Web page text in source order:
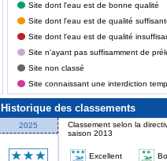
Site dont l'eau est de bonne qualité
Site dont l'eau est de qualité
Site dont l'eau est de qualité
Site n'ayant pas suffisamment de
Site non classé
Site connaissant une interdiction
Historique des classements
2025
Classement selon la
saison 2013
Excellent